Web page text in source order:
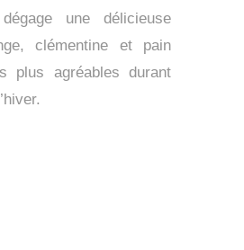
une délicieuse
clémentine et pain
plus agréables durant